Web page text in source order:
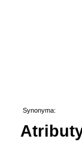
Synonyma: